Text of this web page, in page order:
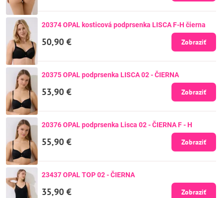
20374 OPAL kosticová podprsenka LISCA F-H čierna
50,90 € Zobraziť
20375 OPAL podprsenka LISCA 02 - ČIERNA
53,90 € Zobraziť
20376 OPAL podprsenka Lisca 02 - ČIERNA F - H
55,90 € Zobraziť
23437 OPAL TOP 02 - ČIERNA
35,90 € Zobraziť